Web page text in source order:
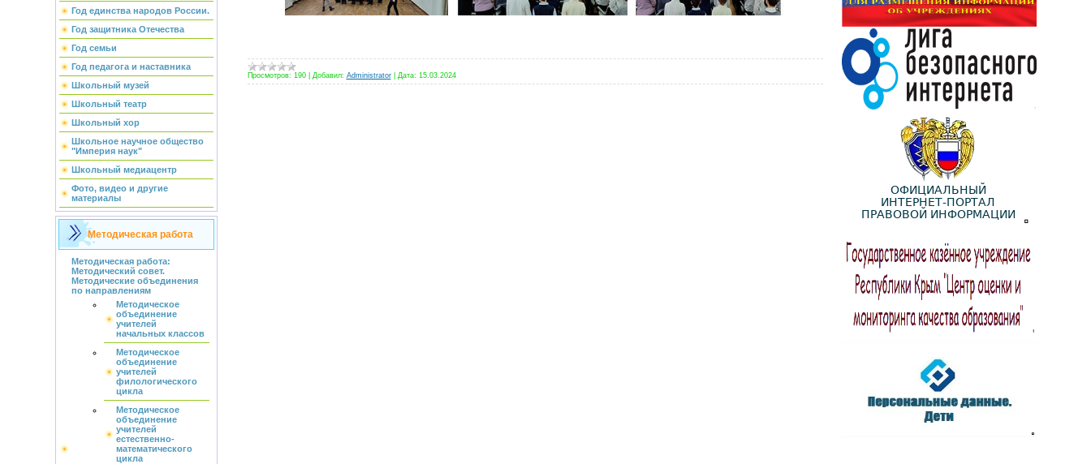
Год единства народов России.
Год защитника Отечества
Год семьи
Год педагога и наставника
Школьный музей
Школьный театр
Школьный хор
Школьное научное общество
"Империя наук"
Школьный медиацентр
Фото, видео и другие
материалы
Методическая работа
Методическая работа:
Методический совет.
Методические объединения
по направлениям
Методическое
объединение
учителей
начальных классов
Методическое
объединение
учителей
филологического
цикла
Методическое
объединение
учителей
естественно-
математического
цикла
Просмотров: 190 Добавил: Administrator Дата: 15.03.2024